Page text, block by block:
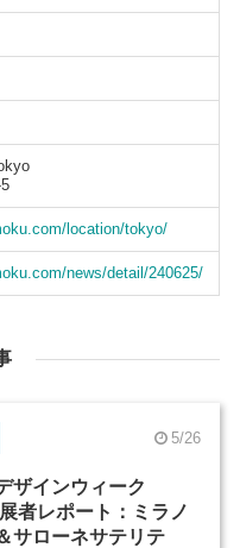
location/tokyo/
news/detail/240625/
5/26
ザインウィーク
者レポート：ミラノ
サローネサテリテ